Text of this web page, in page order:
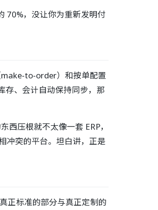
70%，没让你为重新发明付
to-order）和按单配置
存、会计自动保持同步，那
压根就不太像一套 ERP，
冲突的平台。坦白讲，正是
正标准的部分与真正定制的